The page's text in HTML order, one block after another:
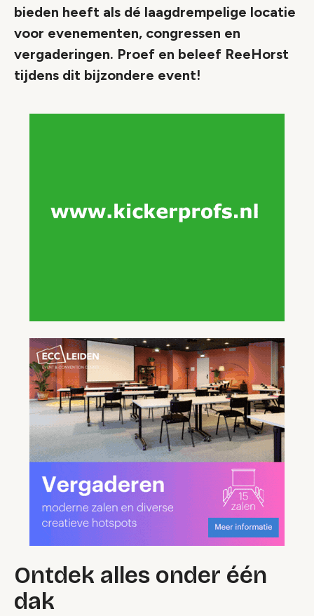
bieden heeft als dé laagdrempelige locatie
voor evenementen, congressen en
vergaderingen. Proef en beleef ReeHorst
tijdens dit bijzondere event!
Ontdek alles onder één
dak